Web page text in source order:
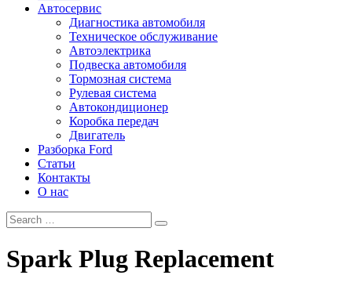
Автосервис
Диагностика автомобиля
Техническое обслуживание
Автоэлектрика
Подвеска автомобиля
Тормозная система
Рулевая система
Автокондиционер
Коробка передач
Двигатель
Разборка Ford
Статьи
Контакты
О нас
Spark Plug Replacement